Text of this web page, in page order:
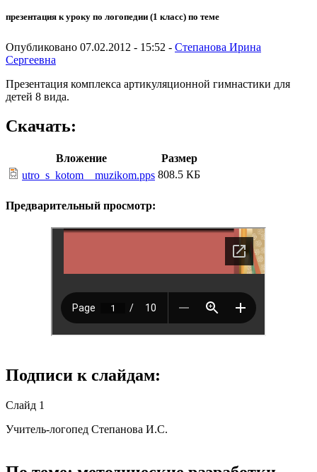
презентация к уроку по логопедии (1 класс) по теме
Опубликовано 07.02.2012 - 15:52 - Степанова Ирина
Сергеевна
Презентация комплекса артикуляционной гимнастики для
детей 8 вида.
Скачать:
Вложение
Размер
utro_s_kotom__muzikom.pps 808.5 КБ
Предварительный просмотр:
Подписи к слайдам:
Слайд 1
Учитель-логопед Степанова И.С.